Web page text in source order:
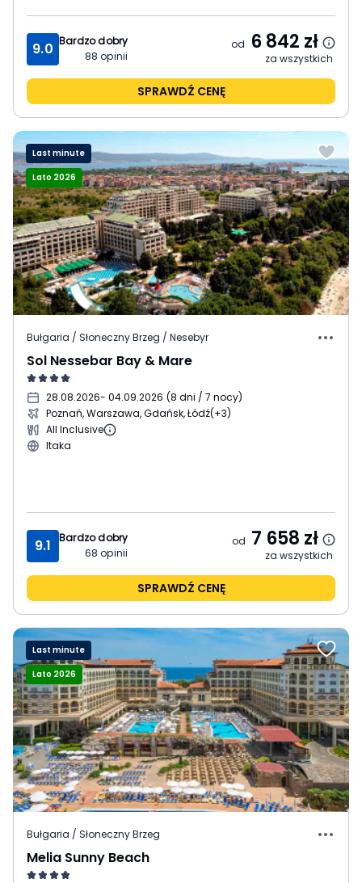
9.0 Bardzo dobry
88 opinii
od 6 842 zł
za wszystkich
SPRAWDŹ CENĘ
Last minute
Lato 2026
Bułgaria / Słoneczny Brzeg / Nesebyr
Sol Nessebar Bay & Mare
28.08.2026- 04.09.2026 (8 dni / 7 nocy)
Poznań, Warszawa, Gdańsk, Łódź(+3)
All Inclusive
Itaka
9.1
Bardzo dobry
68 opinii
od 7 658 zł
za wszystkich
SPRAWDŹ CENĘ
Last minute
Lato 2026
Bułgaria / Słoneczny Brzeg
Melia Sunny Beach